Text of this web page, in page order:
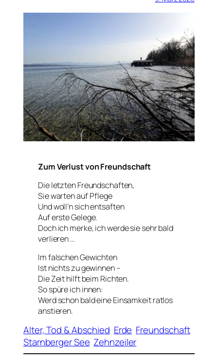
Zum Verlust von Freundschaft
Die letzten Freundschaften,
Sie warten auf Pflege
Und woll’n sich entsaften
Auf erste Gelege.
Doch ich merke, ich werde sie sehr bald
verlieren …
Im falschen Gewichten
Ist nichts zu gewinnen –
Die Zeit hilft beim Richten.
So spüre ich innen:
Werd schon bald eine Einsamkeit ratlos
anstieren.
Alter, Tod & Abschied Erde Freundschaft
Starnberger See Zehnzeiler